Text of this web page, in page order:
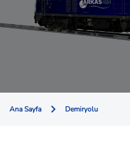
Ana Sayfa Demiryolu